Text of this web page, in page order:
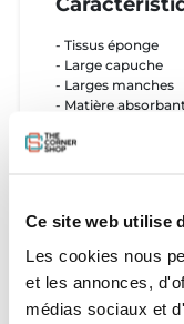
Ce site web utilise
Les cookies nous
et les annonces,
médias sociaux et
- Tissus éponge
- Large capuche
- Larges manches
- Matière
- Cordon à clef
Matériaux
- 50% coton
- 50% Polyester